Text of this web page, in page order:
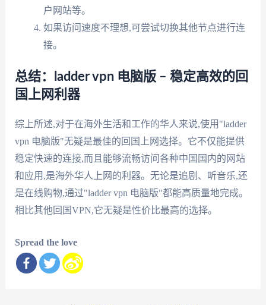
户网站等。
如果访问速度不理想,可尝试切换其他节点进行连
接。
总结：ladder vpn 电脑版 – 稳定高效的回
国上网利器
综上所述,对于在海外生活和工作的华人来说,使用"ladder
vpn 电脑版"无疑是最佳的回国上网选择。它不仅能提供
稳定快速的连接,而且能够流畅访问各种中国国内的网站
和应用,是海外华人上网的利器。无论是追剧、听音乐,还
是在线购物,通过"ladder vpn 电脑版"都能高质量地完成。
相比其他回国VPN,它无疑是性价比最高的选择。
Spread the love